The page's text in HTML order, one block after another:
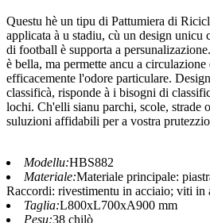
Questu hè un tipu di Pattumiera di
applicata à u stadiu, cù un design unicu
di football è supporta a
è bella, ma permette ancu a
efficacemente l'odore particulare.
classificà, risponde à i bisogni di
lochi. Ch'elli sianu parchi, scole, strade
suluzioni affidabili per a vostra
Modellu:HBS882
Materiale:Materiale principale:
Raccordi: rivestimentu in acciaio; viti in
Taglia:L800xL700xA900 mm
Pesu:38 chilò